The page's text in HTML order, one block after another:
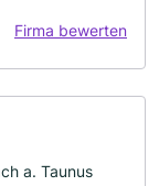
Firma bewerten
a. Taunus